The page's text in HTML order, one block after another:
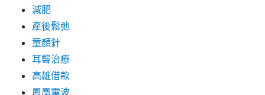
減肥
產後鬆弛
童顏針
耳聾治療
高雄借款
鳳凰電波